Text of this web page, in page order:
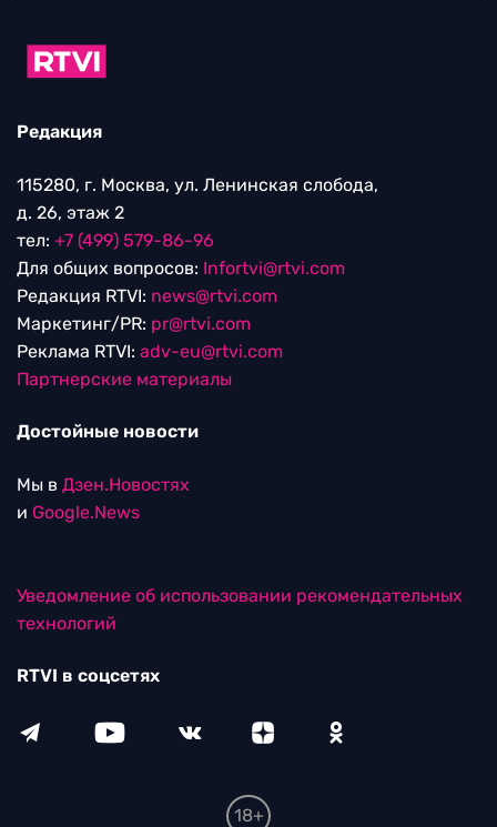
Редакция
115280, г. Москва, ул. Ленинская слобода,
д. 26, этаж 2
тел: +7 (499) 579-86-96
Для общих вопросов: Infortvi@rtvi.com
Редакция RTVI: news@rtvi.com
Маркетинг/PR: pr@rtvi.com
Реклама RTVI: adv-eu@rtvi.com
Партнерские материалы
Достойные новости
Мы в Дзен.Новостях
и Google.News
Уведомление об использовании рекомендательных
технологий
RTVI в соцсетях
18+